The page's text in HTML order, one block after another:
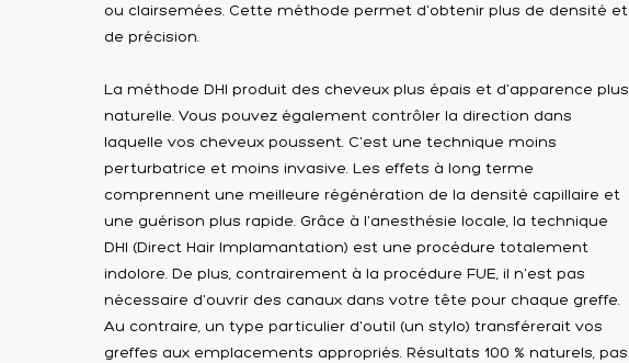
ou clairsemées. Cette méthode permet d'obtenir plus de densité et
de précision.
La méthode DHI produit des cheveux plus épais et d'apparence plus
naturelle. Vous pouvez également contrôler la direction dans
laquelle vos cheveux poussent. C'est une technique moins
perturbatrice et moins invasive. Les effets à long terme
comprennent une meilleure régénération de la densité capillaire et
une guérison plus rapide. Grâce à l'anesthésie locale, la technique
DHI (Direct Hair Implamantation) est une procédure totalement
indolore. De plus, contrairement à la procédure FUE, il n'est pas
nécessaire d'ouvrir des canaux dans votre tête pour chaque greffe.
Au contraire, un type particulier d'outil (un stylo) transférerait vos
greffes aux emplacements appropriés. Résultats 100 % naturels, pas